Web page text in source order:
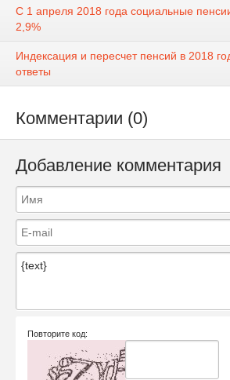
С 1 апреля 2018 года социальные
2,9%
Индексация и пересчет пенсий в 2018
ответы
Комментарии (0)
Добавление комментария
Повторите код: